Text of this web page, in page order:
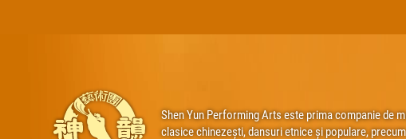
Shen Yun Performing Arts este prima companie de
clasice chinezești, dansuri etnice și populare,